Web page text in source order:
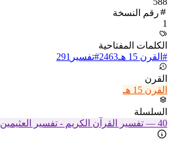
رقم النسخة
1
الكلمات المفتاحية
# القرن 15 هـ 2463
#تفسير 291
القرن
القرن 15 هـ
السلسلة
40
— تفسير القرآن الكريم - تفسير العثيمين